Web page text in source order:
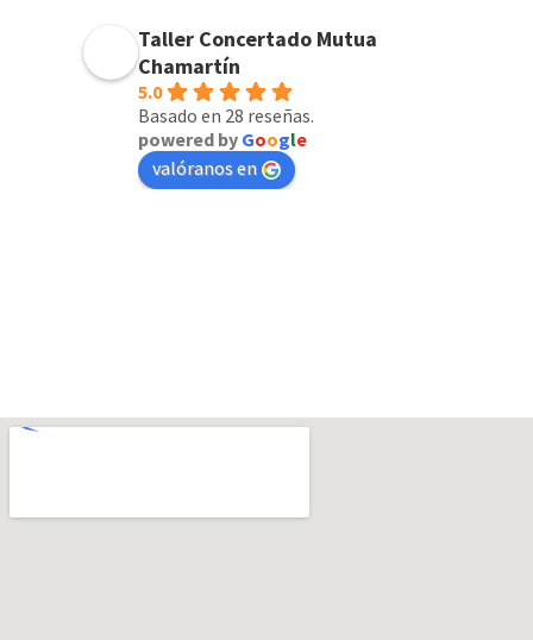
Taller Concertado Mutua
Chamartín
5.0
Basado en 28 reseñas.
powered by Google
valóranos en